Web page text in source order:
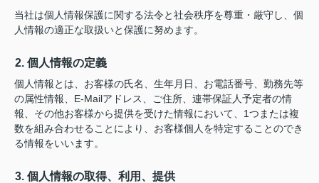
当社は個人情報保護に関する法令と社会秩序を尊重・厳守し、個
人情報の適正な取扱いと保護に努めます。
2. 個人情報の定義
個人情報とは、お客様の氏名、生年月日、お電話番号、勤務先等
の属性情報、E-Mailアドレス、ご住所、連帯保証人予定者の情
報、その他お客様から提供を受けた情報において、1つまたは複
数を組み合わせることにより、お客様個人を特定することのでき
る情報をいいます。
3. 個人情報の取得、利用、提供